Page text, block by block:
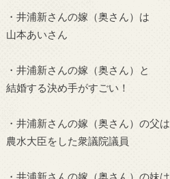
・井浦新さんの嫁（奥さん）は
山本あいさん
・井浦新さんの嫁（奥さん）と
結婚する決め手がすごい！
・井浦新さんの嫁（奥さん）の父は
農水大臣をした衆議院議員
・井浦新さんの嫁（奥さん）の妹は